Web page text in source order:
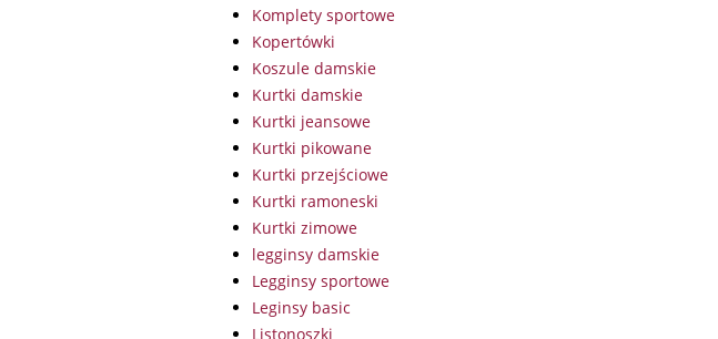
Komplety sportowe
Kopertówki
Koszule damskie
Kurtki damskie
Kurtki jeansowe
Kurtki pikowane
Kurtki przejściowe
Kurtki ramoneski
Kurtki zimowe
legginsy damskie
Legginsy sportowe
Leginsy basic
Listonoszki